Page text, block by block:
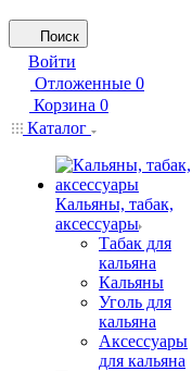
Поиск
Войти
Отложенные 0
Корзина 0
Каталог
Кальяны, табак,
аксессуары
Табак для
кальяна
Кальяны
Уголь для
кальяна
Аксессуары
для кальяна